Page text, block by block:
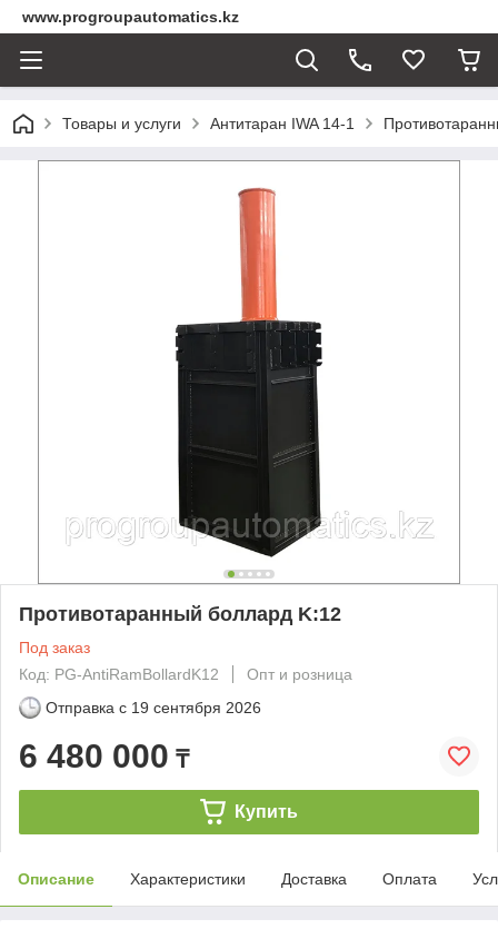
www.progroupautomatics.kz
Товары и услуги Антитаран IWA 14-1
Противотаранный боллард K:12
Под заказ
Код: PG-AntiRamBollardK12
Опт и розница
Отправка с 19 сентября 2026
6 480 000 ₸
Купить
Описание Характеристики Доставка Оплата